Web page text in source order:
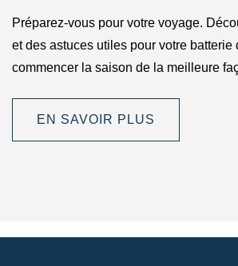
Préparez-vous pour votre voyage.
et des astuces utiles pour votre batterie
commencer la saison de la meilleure
EN SAVOIR PLUS